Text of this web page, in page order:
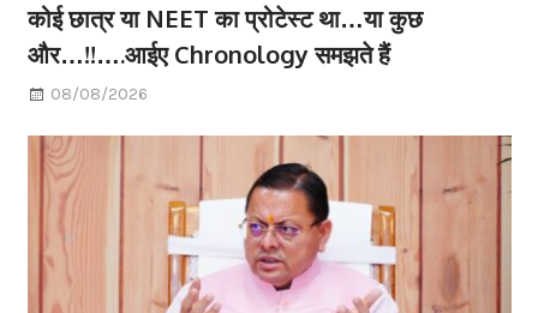
कोई छात्र या NEET का प्रोटेस्ट था…या कुछ
और…!!….आईए Chronology समझते हैं
08/08/2026